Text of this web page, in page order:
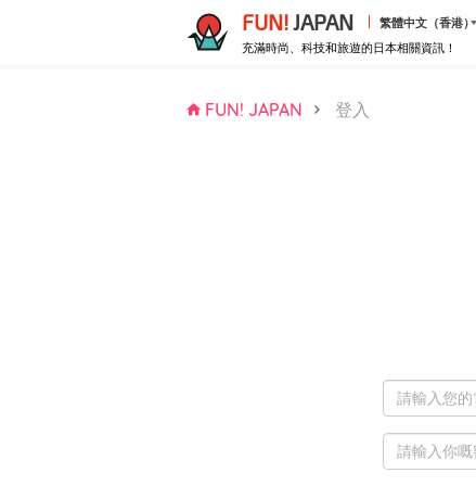
FUN! JAPAN 繁體中文（香港）
充滿時尚、科技和旅遊的日本相關資訊！
FUN! JAPAN 登入